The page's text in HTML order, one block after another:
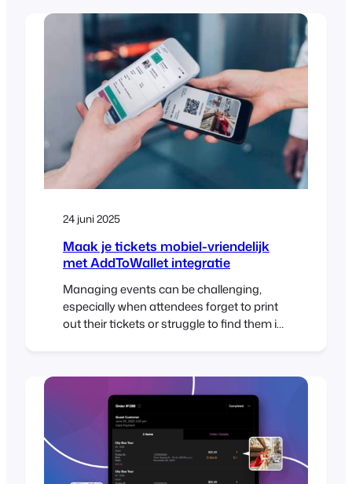
een praktisch dag-voor-dagplan dat je in
je agenda kunt zetten, plus kant-en-klare
e-mailontwerpen. Werkt uitstekend met
WooCommerce en FooEvents (voorraad
24 juni 2025
Maak je tickets mobiel-vriendelijk
met AddToWallet integratie
Managing events can be challenging,
especially when attendees forget to print
out their tickets or struggle to find them in
AddToWallet, making it possible for
attendees to store their tickets directly in
Apple Wallet or Google Wallet on their
mobile phones. A…